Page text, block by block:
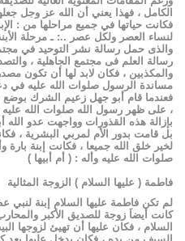
الكامل ، فهذا يعني أن الله عز وجل
فكانت حياتها في جميع مراحلها من :
لنساء العصر ولكل عصر ..: ـ مرحلة
والذى حمل رسالة نشر التوحيد في
رسالة العلم فى مجتمع الجاهلية ،
والمكذبين ، فكان لابد لها أن تكون
مساندة الرسول صلوات الله عليه في
فعندما قام أبو جهل زعيم الشرك بوضع
، على ظهر رسول الله صلوات الله
بإزالة هذه القذورات وواجهت عدو الله
بل قامت بدور الأم لمربي البشرية ،
لخير خلق الله جميعا ، فكانت إبنة
صلوات الله عليه وأله : ( أم أبيها )
فاطمة ( عليها السلام ) الزوجة المثالية
لم تكن فاطمة عليها السلام إبنة
كانت أيضاَ زوجة للصديق الأكبر
السلام ، فكان عليها أن تهيئ لزوجها